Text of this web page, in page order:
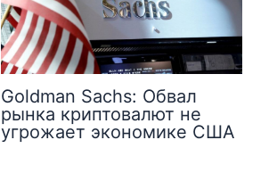
Goldman Sachs: Обвал
рынка криптовалют не
угрожает экономике США